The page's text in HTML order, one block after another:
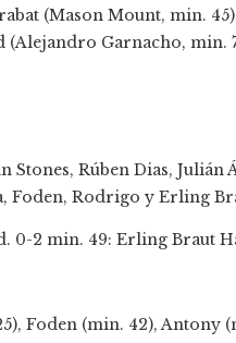
(Mason Mount, min.
Garnacho, min.
Stones, Rúben Dias,
Foden, Rodrigo y Erling
0-2 min. 49: Erling Braut
Foden (min. 42), Antony